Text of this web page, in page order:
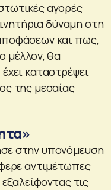
αγορές
δύναμη στη
και πως,
μέλλον, θα
καταστρέψει
της μεσαίας
στην υπονόμευση
αντιμέτωπες
τις